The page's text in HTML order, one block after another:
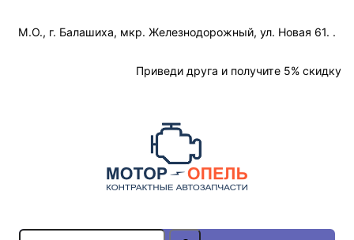
М.О., г. Балашиха, мкр. Железнодорожный, ул. Новая 61. .
Приведи друга и получите 5% скидку